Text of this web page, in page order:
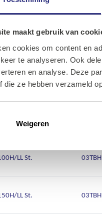
maakt gebruik van
cookies om content en
te analyseren. Ook
en analyse. Deze
die ze hebben verzameld
Weigeren
LL St.
LL St.
LL St.
LL St.